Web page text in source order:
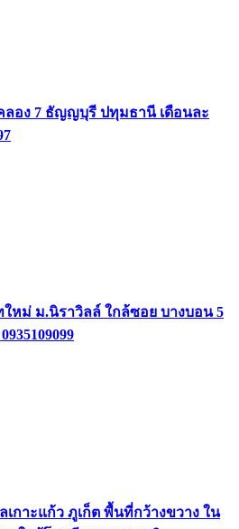
ลอง 7 ธัญญบุรี ปทุมธานี เดือนละ
ใหม่ ม.นิราวิลล์ ใกล้ซอย บางบอน 5
เกาะแก้ว ภูเก็ต พื้นที่กว้างขวาง ใน